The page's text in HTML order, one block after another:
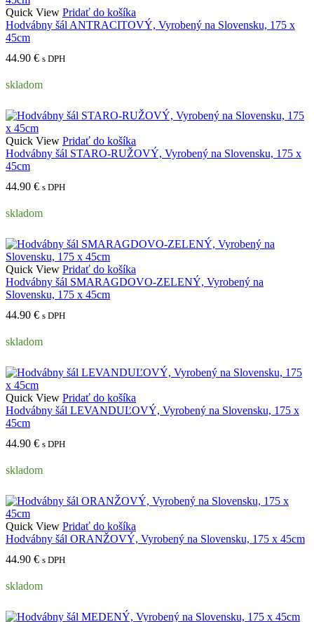
Quick View Pridať do košíka
Hodvábny šál ANTRACITOVÝ, Vyrobený na Slovensku, 175 x
45cm
44.90 € s DPH
skladom
Quick View Pridať do košíka
Hodvábny šál STARO-RUŽOVÝ, Vyrobený na Slovensku, 175 x
45cm
44.90 € s DPH
skladom
Quick View Pridať do košíka
Hodvábny šál SMARAGDOVO-ZELENÝ, Vyrobený na
Slovensku, 175 x 45cm
44.90 € s DPH
skladom
Quick View Pridať do košíka
Hodvábny šál LEVANDUĽOVÝ, Vyrobený na Slovensku, 175 x
45cm
44.90 € s DPH
skladom
Quick View Pridať do košíka
Hodvábny šál ORANŽOVÝ, Vyrobený na Slovensku, 175 x 45cm
44.90 € s DPH
skladom